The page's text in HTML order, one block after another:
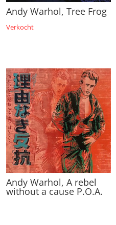
Andy Warhol, Tree Frog
Verkocht
Andy Warhol, A rebel
without a cause P.O.A.